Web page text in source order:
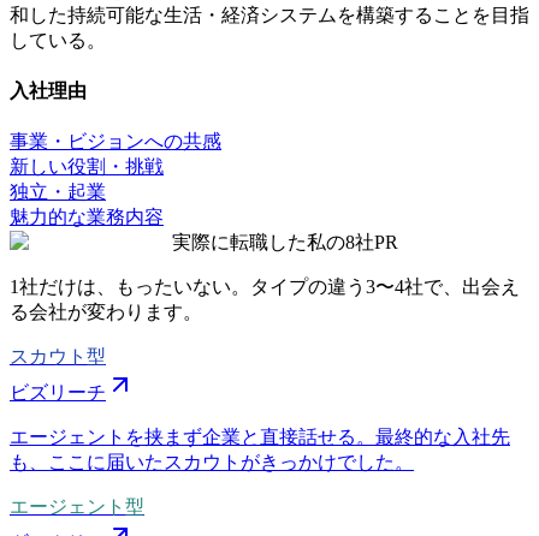
和した持続可能な生活・経済システムを構築することを目指
している。
入社理由
事業・ビジョンへの共感
新しい役割・挑戦
独立・起業
魅力的な業務内容
実際に転職した私の8社PR
1社だけは、もったいない。タイプの違う 3〜4社で、出会え
る会社が変わります。
スカウト型
ビズリーチ
エージェントを挟まず企業と直接話せる。最終的な入社先
も、ここに届いたスカウトがきっかけでした。
エージェント型